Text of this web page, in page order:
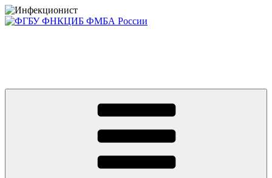
Перейти
к